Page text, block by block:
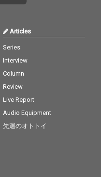
Articles
Series
Interview
Column
Review
Live Report
Audio Equipment
先週のオトトイ